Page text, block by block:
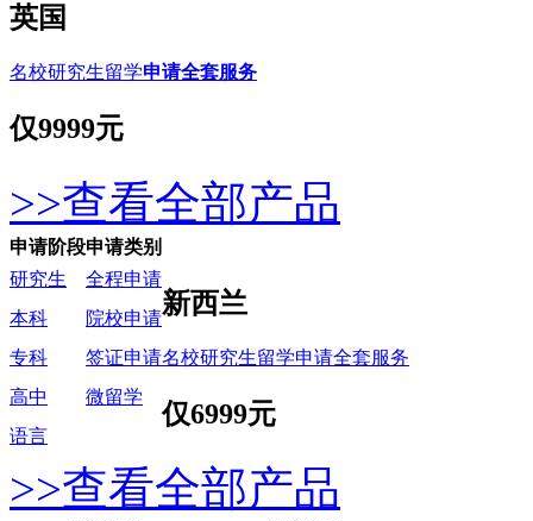
英国
名校研究生留学申请全套服务
仅9999元
>>查看全部产品
申请阶段申请类别
研究生
全程申请
新西兰
名校研究生留学申请全套服务
仅6999元
本科
院校申请
专科
签证申请
高中
微留学
语言
>>查看全部产品